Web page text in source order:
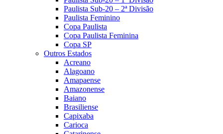
Paulista Sub-20 – 2ª Divisão
Paulista Feminino
Copa Paulista
Copa Paulista Feminina
Copa SP
Outros Estados
Acreano
Alagoano
Amapaense
Amazonense
Baiano
Brasiliense
Capixaba
Carioca